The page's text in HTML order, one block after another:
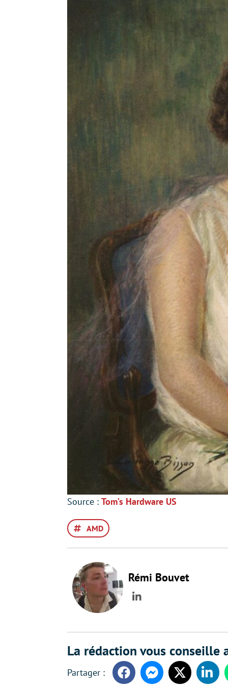
Source : Tom’s Hardware US
AMD
Rémi Bouvet
LinkedIn
La rédaction vous conseille
FacebookMessengerTwitter